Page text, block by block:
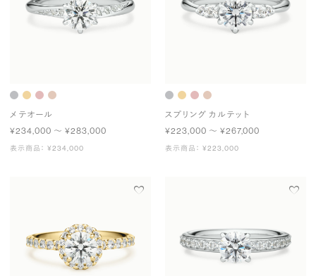
メテオール
¥234,000 〜 ¥283,000
表示商品： ¥234,000
スプリング カルテット
¥223,000 〜 ¥267,000
表示商品： ¥223,000